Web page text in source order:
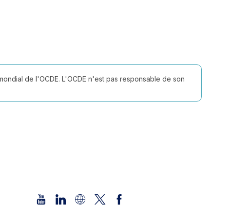
de l'OCDE. L'OCDE n'est pas responsable de son